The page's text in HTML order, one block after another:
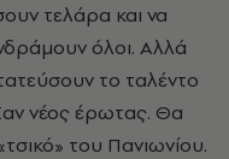
τελάρα και να
όλοι. Αλλά
το ταλέντο
νέος έρωτας. Θα
του Πανιωνίου.